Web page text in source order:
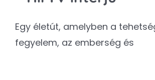
Egy életút, amelyben a
fegyelem, az emberség és